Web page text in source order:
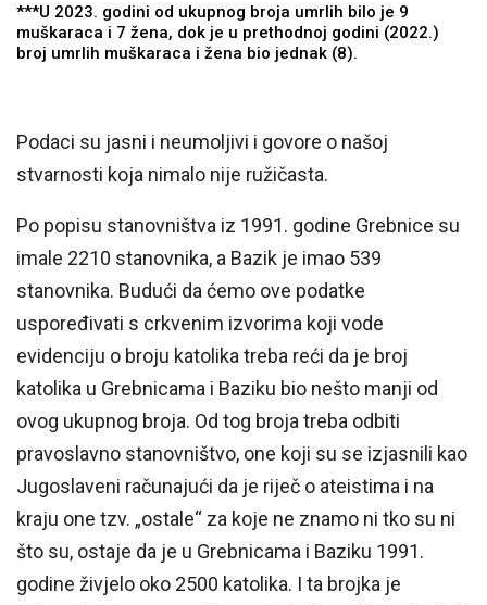
***U 2023. godini od ukupnog broja umrlih bilo je 9
muškaraca i 7 žena, dok je u prethodnoj godini (2022.)
broj umrlih muškaraca i žena bio jednak (8).
Podaci su jasni i neumoljivi i govore o našoj
stvarnosti koja nimalo nije ružičasta.
Po popisu stanovništva iz 1991. godine Grebnice su
imale 2210 stanovnika, a Bazik je imao 539
stanovnika. Budući da ćemo ove podatke
uspoređivati s crkvenim izvorima koji vode
evidenciju o broju katolika treba reći da je broj
katolika u Grebnicama i Baziku bio nešto manji od
ovog ukupnog broja. Od tog broja treba odbiti
pravoslavno stanovništvo, one koji su se izjasnili kao
Jugoslaveni računajući da je riječ o ateistima i na
kraju one tzv. „ostale“ za koje ne znamo ni tko su ni
što su, ostaje da je u Grebnicama i Baziku 1991.
godine živjelo oko 2500 katolika. I ta brojka je